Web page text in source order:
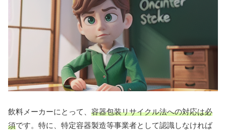
飲料メーカーにとって、 容器包装リサイクル法への対応は必
須です。特に、特定容器製造等事業者として認識しなければ